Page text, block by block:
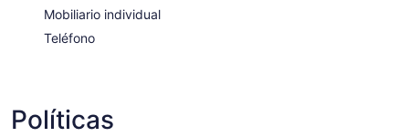
Mobiliario individual
Teléfono
Políticas